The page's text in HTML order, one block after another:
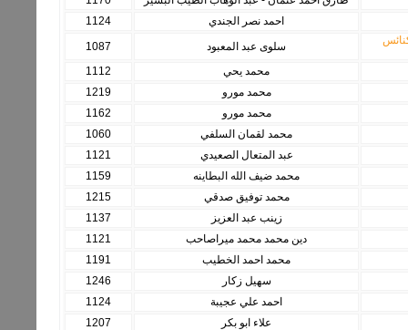
احمد نصر الجندي
1124
سلوى عبد المعبود
1087
محمد يحي
1112
محمد مورو
1219
محمد مورو
1162
محمد لقمان السلفي
1060
عبد المتعال الصعيدي
1121
محمد ضيف الله البطاينه
1159
محمد توفيق صدقي
1215
زينب عبد العزيز
1137
دين محمد محمد ميراصاحب
1121
محمد احمد الخطيب
1191
سهيل زكار
1246
احمد علي عجيبة
1124
علاء ابو بكر
1207